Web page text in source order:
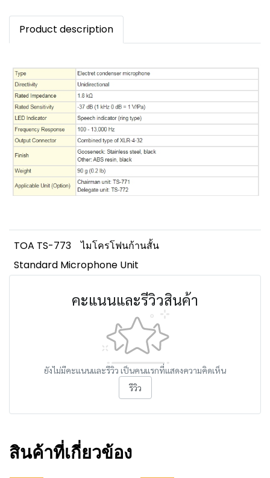
Product description
TOA TS-773
ไมโครโฟนก้านสั้น
Standard Microphone Unit
คะแนนและรีวิวสินค้า
ยังไม่มีคะแนนและรีวิว เป็นคนแรกที่แสดงความคิดเห็น
รีวิว
สินค้าที่เกี่ยวข้อง